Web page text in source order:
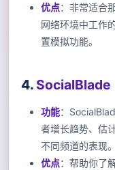
优点：非常适合
网络环境中工作
置模拟功能。
4. SocialBlade
功能：
者增长趋势、估
不同频道的表现。
优点：帮助你了